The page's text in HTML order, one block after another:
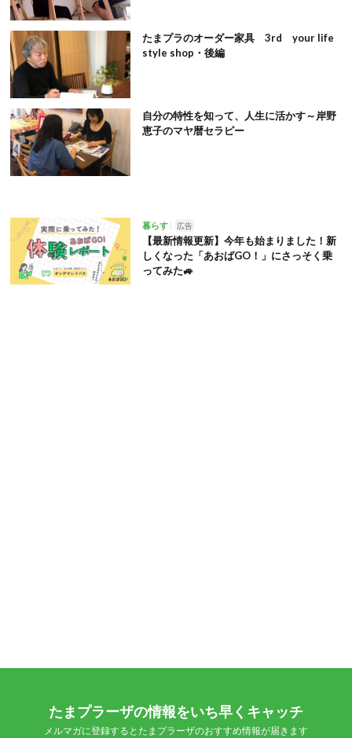
たまプラのオーダー家具 3rd your life
style shop・後編
自分の特性を知って、人生に活かす～岸野
恵子のマヤ暦セラピー
暮らす 広告
【最新情報更新】今年も始まりました！新
しくなった「あおばGO！」にさっそく乗
ってみた🚙
たまプラーザの情報をいち早くキャッチ
メルマガに登録するとたまプラーザのおすすめ情報が届きます